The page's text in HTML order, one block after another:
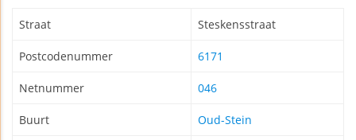
Straat Steskensstraat
Postcodenummer 6171
Netnummer 046
Buurt Oud-Stein